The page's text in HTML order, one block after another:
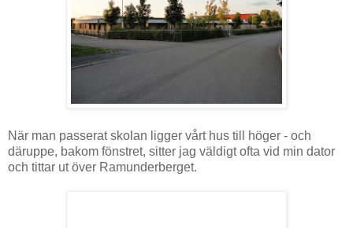
När man passerat skolan ligger vårt hus till höger - och
däruppe, bakom fönstret, sitter jag väldigt ofta vid min dator
och tittar ut över Ramunderberget.